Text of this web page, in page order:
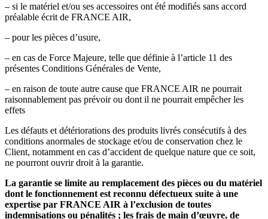
– si le matériel et/ou ses accessoires ont été modifiés sans accord
préalable écrit de FRANCE AIR,
– pour les pièces d’usure,
– en cas de Force Majeure, telle que définie à l’article 11 des
présentes Conditions Générales de Vente,
– en raison de toute autre cause que FRANCE AIR ne pourrait
raisonnablement pas prévoir ou dont il ne pourrait empêcher les
effets
Les défauts et détériorations des produits livrés consécutifs à des
conditions anormales de stockage et/ou de conservation chez le
Client, notamment en cas d’accident de quelque nature que ce soit,
ne pourront ouvrir droit à la garantie.
La garantie se limite au remplacement des pièces ou du matériel
dont le fonctionnement est reconnu défectueux suite à une
expertise par FRANCE AIR à l’exclusion de toutes
indemnisations ou pénalités ; les frais de main d’œuvre, de